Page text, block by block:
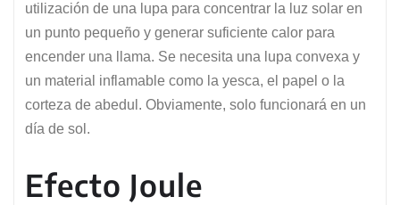
utilización de una lupa para concentrar la luz solar en
un punto pequeño y generar suficiente calor para
encender una llama. Se necesita una lupa convexa y
un material inflamable como la yesca, el papel o la
corteza de abedul. Obviamente, solo funcionará en un
día de sol.
Efecto Joule